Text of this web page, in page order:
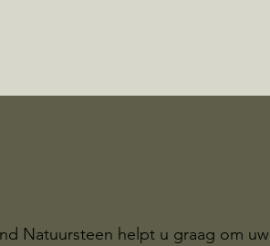
Natuursteen helpt u graag om uw